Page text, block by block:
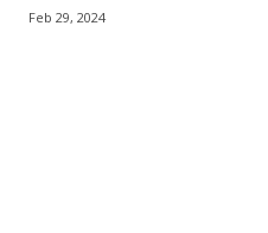
Feb 29, 2024